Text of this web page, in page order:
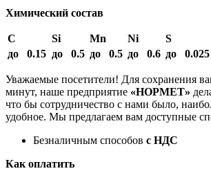
Химический состав
C Si Mn Ni S
до 0.15 до 0.5 до 0.5 до 0.6 до 0.025
Уважаемые посетители! Для сохранения
минут, наше предприятие «НОРМЕТ»
что бы сотрудничество с нами было,
удобное. Мы предлагаем вам доступные
Безналичным способов с НДС
Как оплатить